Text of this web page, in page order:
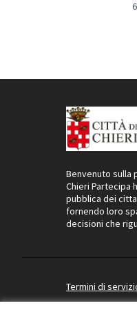
Benvenuto sulla
Chieri Partecipa
pubblica dei
fornendo loro
decisioni che
Termini di